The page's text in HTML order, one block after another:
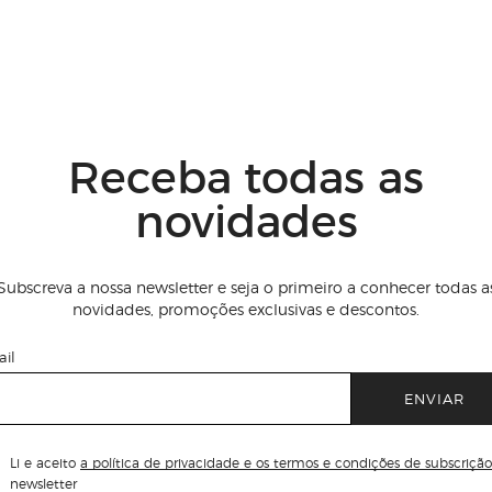
Receba todas as
novidades
a nossa newsletter e seja o primeiro a conhecer todas
novidades, promoções exclusivas e descontos.
ENVIAR
Li e aceito a política de privacidade e os termos e condições de subscrição
newsletter